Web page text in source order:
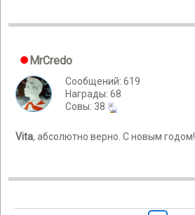
MrCredo
Сообщений: 619
Награды: 68
Cовы: 38
Vita, абсолютно верно. С новым годом!